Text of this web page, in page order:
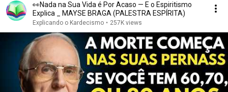
👀Nada na Sua Vida é Por Acaso — E o Espiritismo
Explica _ MAYSE BRAGA (PALESTRA ESPÍRITA)
Explicando o Kardecismo • 257K views